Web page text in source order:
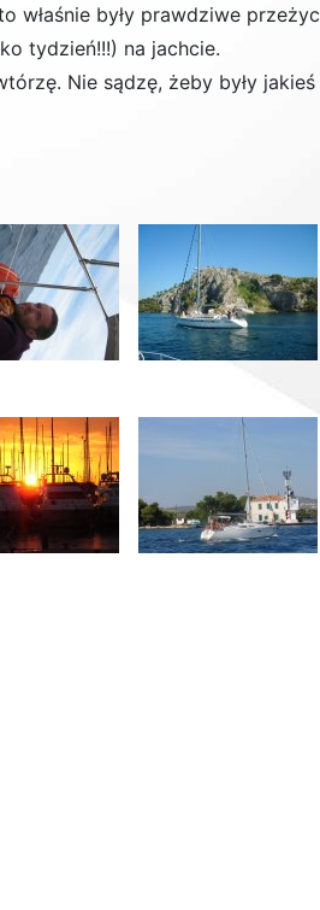
właśnie były prawdziwe
tydzień!!!) na jachcie.
Nie sądzę, żeby były jakieś